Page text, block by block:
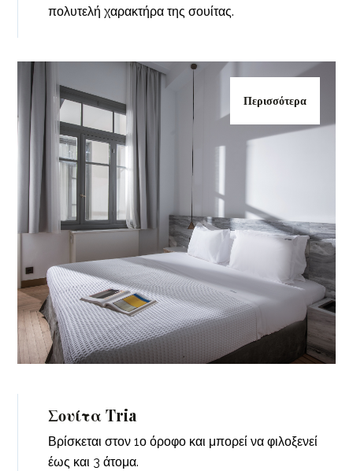
πολυτελή χαρακτήρα της σουίτας.
Σουίτα Tria
Βρίσκεται στον 1ο όροφο και μπορεί να φιλοξενεί
έως και 3 άτομα.